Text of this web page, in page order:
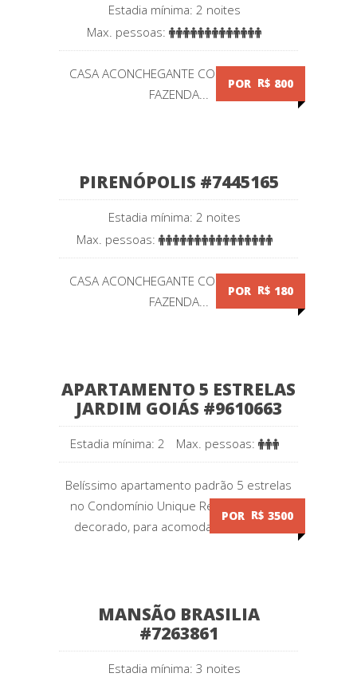
Estadia mínima: 2 noites
Max. pessoas:
CASA ACONCHEGANTE COM PISCINA NA
FAZENDA...
POR R$ 800
PIRENÓPOLIS #7445165
Estadia mínima: 2 noites
Max. pessoas:
CASA ACONCHEGANTE COM PISCINA NA
FAZENDA...
POR R$ 180
APARTAMENTO 5 ESTRELAS
JARDIM GOIÁS #9610663
Estadia mínima: 2 Max. pessoas:
Belíssimo apartamento padrão 5 estrelas
no Condomínio Unique Residence, bem
decorado, para acomodar máximo 4...
POR R$ 3500
MANSÃO BRASILIA
#7263861
Estadia mínima: 3 noites